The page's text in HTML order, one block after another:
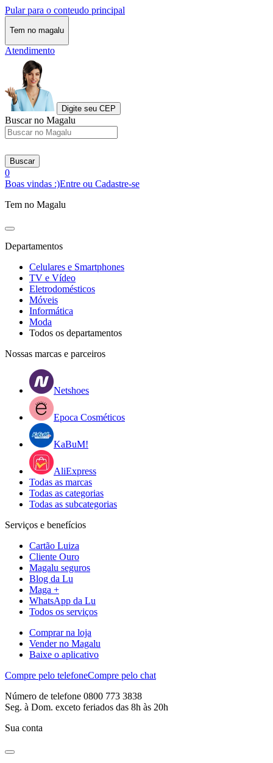
Pular para o conteudo principal
Tem no magalu
Atendimento
Digite seu CEP
Buscar no Magalu
Buscar
0
Boas vindas :)Entre ou Cadastre-se
Tem no Magalu
Departamentos
Celulares e Smartphones
TV e Vídeo
Eletrodomésticos
Móveis
Informática
Moda
Todos os departamentos
Nossas marcas e parceiros
Netshoes
Epoca Cosméticos
KaBuM!
AliExpress
Todas as marcas
Todas as categorias
Todas as subcategorias
Serviços e benefícios
Cartão Luiza
Cliente Ouro
Magalu seguros
Blog da Lu
Maga +
WhatsApp da Lu
Todos os serviços
Comprar na loja
Vender no Magalu
Baixe o aplicativo
Compre pelo telefoneCompre pelo chat
Número de telefone 0800 773 3838
Seg. à Dom. exceto feriados das 8h às 20h
Sua conta